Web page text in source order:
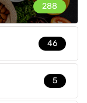
288
46
5